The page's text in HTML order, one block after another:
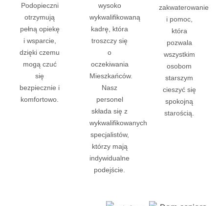
Podopieczni
otrzymują
pełną opiekę
i wsparcie,
dzięki czemu
mogą czuć
się
bezpiecznie i
komfortowo.
wysoko
wykwalifikowaną
kadrę, która
troszczy się
o
oczekiwania
Mieszkańców.
Nasz
personel
składa się z
wykwalifikowanych
specjalistów,
którzy mają
indywidualne
podejście.
zakwaterowanie
i pomoc,
która
pozwala
wszystkim
osobom
starszym
cieszyć się
spokojną
starością.